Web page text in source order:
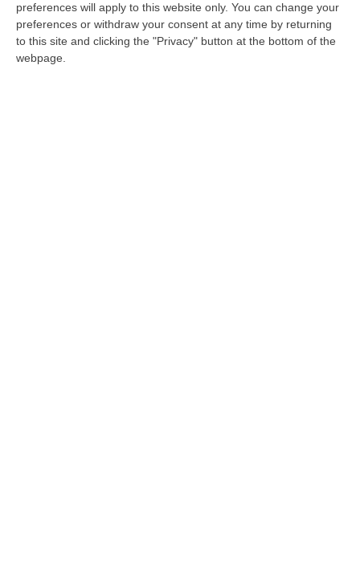
preferences will apply to this website only. You can change your
preferences or withdraw your consent at any time by returning
to this site and clicking the "Privacy" button at the bottom of the
webpage.
pertanto di predisporre la sanificazione degli
impianti sportivi. «Sono state giornate
febbrili, nelle quali ognuno di noi è stato